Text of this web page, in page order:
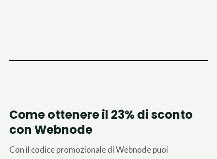
Come ottenere il 23% di sconto
con Webnode
Con il codice promozionale di Webnode puoi